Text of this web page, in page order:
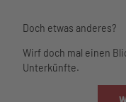
Doch etwas anderes?
Wirf doch mal einen
Unterkünfte.